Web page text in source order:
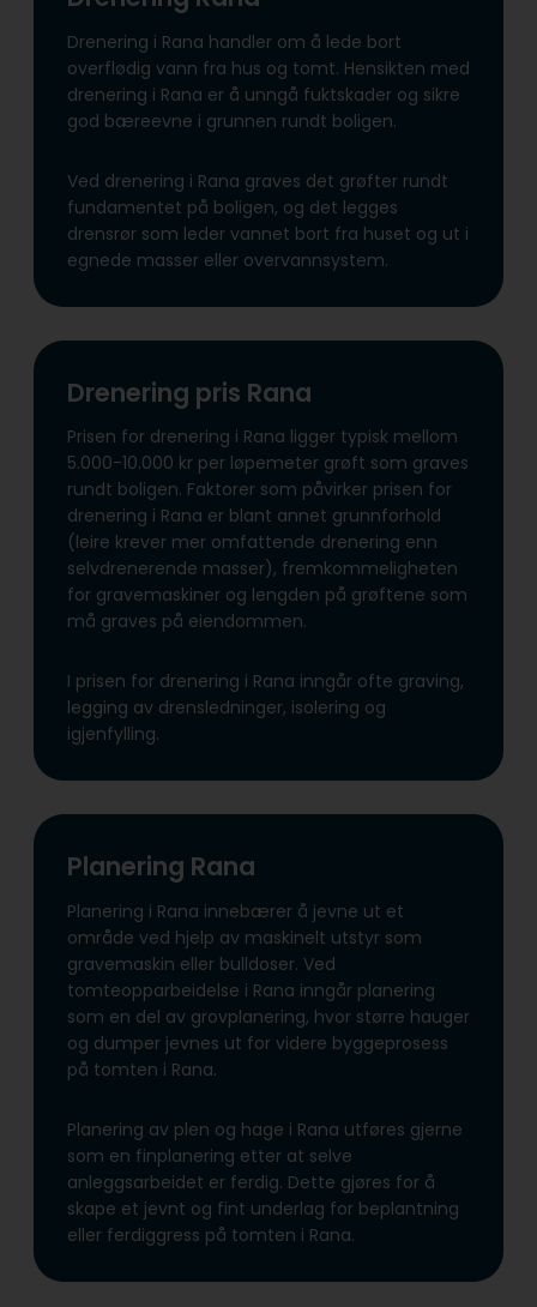
Drenering i Rana handler om å lede bort
overflødig vann fra hus og tomt. Hensikten med
drenering i Rana er å unngå fuktskader og sikre
god bæreevne i grunnen rundt boligen.
Ved drenering i Rana graves det grøfter rundt
fundamentet på boligen, og det legges
drensrør som leder vannet bort fra huset og ut i
egnede masser eller overvannsystem.
Drenering pris Rana
Prisen for drenering i Rana ligger typisk mellom
5.000-10.000 kr per løpemeter grøft som graves
rundt boligen. Faktorer som påvirker prisen for
drenering i Rana er blant annet grunnforhold
(leire krever mer omfattende drenering enn
selvdrenerende masser), fremkommeligheten
for gravemaskiner og lengden på grøftene som
må graves på eiendommen.
I prisen for drenering i Rana inngår ofte graving,
legging av drensledninger, isolering og
igjenfylling.
Planering Rana
Planering i Rana innebærer å jevne ut et
område ved hjelp av maskinelt utstyr som
gravemaskin eller bulldoser. Ved
tomteopparbeidelse i Rana inngår planering
som en del av grovplanering, hvor større hauger
og dumper jevnes ut for videre byggeprosess
på tomten i Rana.
Planering av plen og hage i Rana utføres gjerne
som en finplanering etter at selve
anleggsarbeidet er ferdig. Dette gjøres for å
skape et jevnt og fint underlag for beplantning
eller ferdiggress på tomten i Rana.